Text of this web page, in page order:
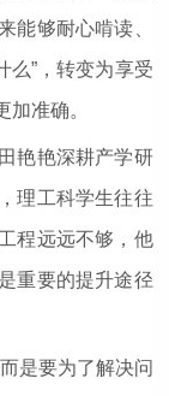
能够耐心啃读、
么”，转变为享受
准确。
艳艳深耕产学研
理工科学生往往
程远远不够，他
重要的提升途径
是要为了解决问